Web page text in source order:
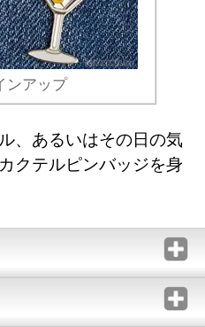
ンアップ
、あるいはその日の気
クテルピンバッジを身